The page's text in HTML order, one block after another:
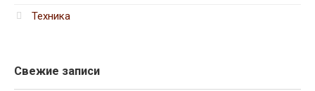
Техника
Свежие записи